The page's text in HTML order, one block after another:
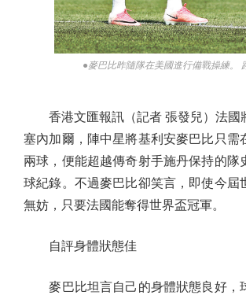
●麥巴比昨隨隊在美國進行備戰操練。
香港文匯報訊（記者 張發兒）法國
塞內加爾，陣中星將基利安麥巴比只需
兩球，便能超越傳奇射手施丹保持的隊
球紀錄。不過麥巴比卻笑言，即使今屆
無妨，只要法國能奪得世界盃冠軍。
自評身體狀態佳
麥巴比坦言自己的身體狀態良好，